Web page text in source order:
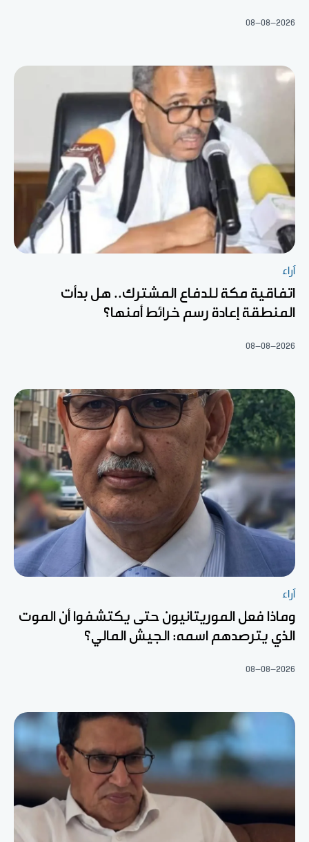
08-08-2026
آراء
اتفاقية مكة للدفاع المشترك.. هل بدأت
المنطقة إعادة رسم خرائط أمنها؟
08-08-2026
آراء
وماذا فعل الموريتانيون حتى يكتشفوا أن الموت
الذي يترصدهم اسمه: الجيش المالي؟
08-08-2026